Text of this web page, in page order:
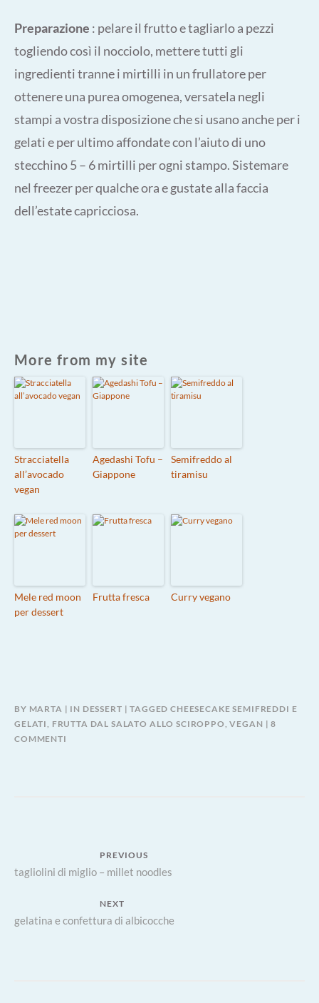
Preparazione : pelare il frutto e tagliarlo a pezzi
togliendo così il nocciolo, mettere tutti gli
ingredienti tranne i mirtilli in un frullatore per
ottenere una purea omogenea, versatela negli
stampi a vostra disposizione che si usano anche per i
gelati e per ultimo affondate con l’aiuto di uno
stecchino 5 – 6 mirtilli per ogni stampo. Sistemare
nel freezer per qualche ora e gustate alla faccia
dell’estate capricciosa.
More from my site
Stracciatella
all’avocado
vegan
Agedashi Tofu –
Giappone
Semifreddo al
tiramisu
Mele red moon
per dessert
Frutta fresca Curry vegano
BY MARTA IN DESSERT TAGGEDCHEESECAKE SEMIFREDDI E
GELATI
FRUTTA DAL SALATO ALLO SCIROPPO ,VEGAN
8
COMMENTI
Navigazione
articoli
PREVIOUS
Previous
tagliolini di miglio – millet noodles
NEXT
Next
gelatina e confettura di albicocche